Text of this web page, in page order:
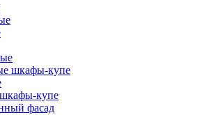
шкафы-купе
купе
фасад